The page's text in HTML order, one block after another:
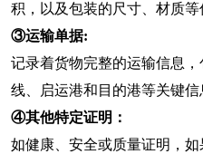
积，以及包装的尺寸、材质等
③运输单据:
记录着货物完整的运输信息
线、启运港和目的港等关键信
④其他特定证明：
如健康、安全或质量证明，